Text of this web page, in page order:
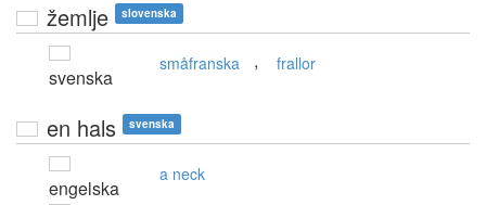
žemlje slovenska
svenska
småfranska , frallor
en hals svenska
engelska
a neck